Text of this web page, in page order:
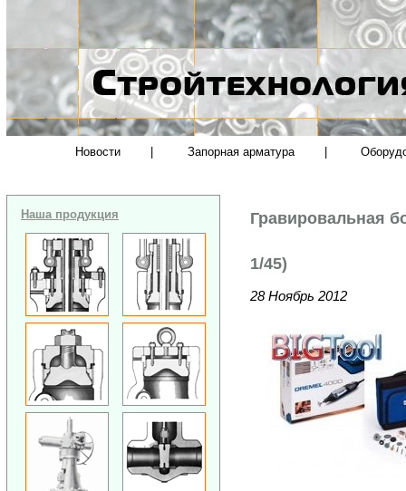
Новости Запорная арматура
Наша продукция Гравировальная
1/45)
28 Ноябрь 2012